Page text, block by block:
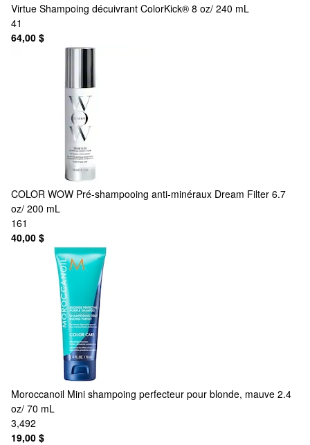
Virtue Shampoing décuivrant ColorKick® 8 oz/ 240 mL
41
64,00 $
COLOR WOW Pré-shampooing anti-minéraux Dream Filter 6.7
oz/ 200 mL
161
40,00 $
Moroccanoil Mini shampoing perfecteur pour blonde, mauve 2.4
oz/ 70 mL
3,492
19,00 $